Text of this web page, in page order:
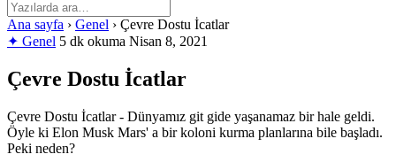
Ana sayfa › Genel › Çevre Dostu İcatlar
✦ Genel 5 dk okuma Nisan 8, 2021
Çevre Dostu İcatlar
Çevre Dostu İcatlar - Dünyamız git gide yaşanamaz bir hale geldi.
Öyle ki Elon Musk Mars' a bir koloni kurma planlarına bile başladı.
Peki neden?